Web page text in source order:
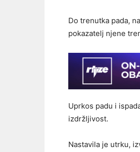
Do trenutka pada,
pokazatelj njene
Uprkos padu i
izdržljivost.
Nastavila je utrku,